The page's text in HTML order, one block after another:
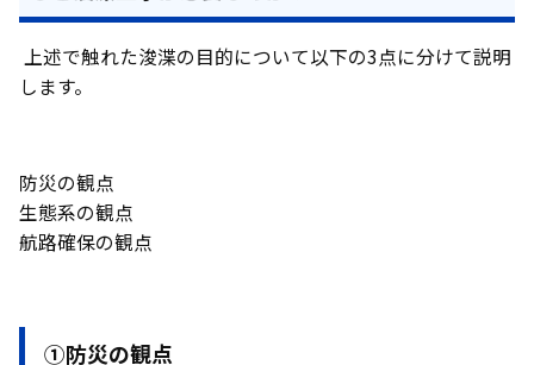
上述で触れた浚渫の目的について以下の3点に分けて説明
します。
防災の観点
生態系の観点
航路確保の観点
①防災の観点